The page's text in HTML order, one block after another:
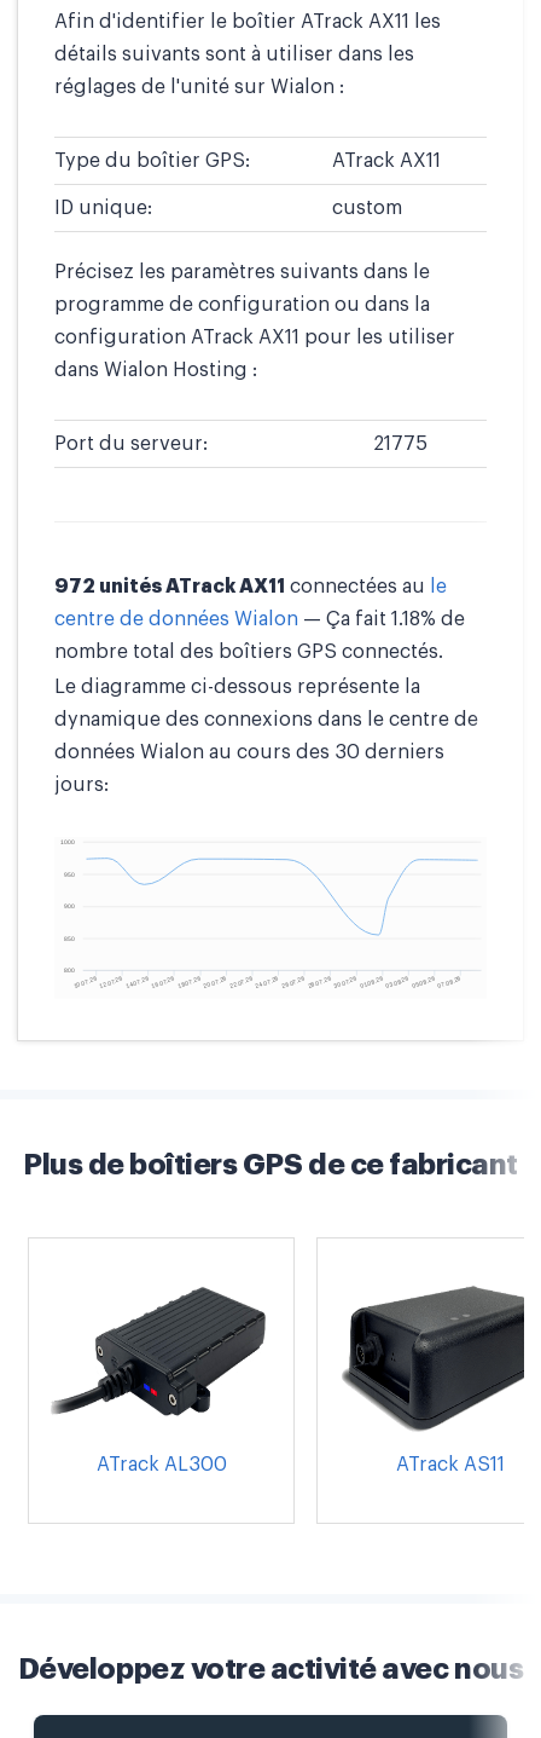
Afin d'identifier le boîtier ATrack AX11 les
détails suivants sont à utiliser dans les
réglages de l'unité sur Wialon :
Type du boîtier GPS: ATrack AX11
ID unique: custom
Précisez les paramètres suivants dans le
programme de configuration ou dans la
configuration ATrack AX11 pour les utiliser
dans Wialon Hosting :
Port du serveur: 21775
972 unités ATrack AX11 connectées au
le
centre de données Wialon — Ça fait 1.18% de
nombre total des boîtiers GPS connectés.
Le diagramme ci-dessous représente la
dynamique des connexions dans le centre de
données Wialon au cours des 30 derniers
jours:
Plus de boîtiers GPS de ce fabricant
ATrack AL300 ATrack AS11
Développez votre activité avec nous